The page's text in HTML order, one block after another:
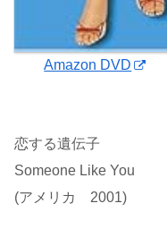
Amazon DVD
恋する遺伝子
Someone Like You
(アメリカ 2001)